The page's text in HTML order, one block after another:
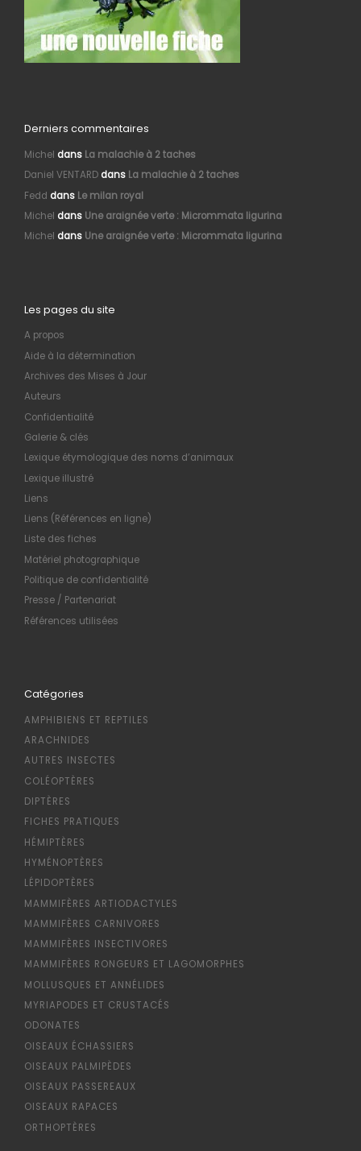
Derniers commentaires
Michel dans La malachie à 2 taches
Daniel VENTARDdans La malachie à 2 taches
Fedd dans Le milan royal
Michel dans Une araignée verte : Micrommata ligurina
Michel dans Une araignée verte : Micrommata ligurina
Les pages du site
A propos
Aide à la détermination
Archives des Mises à Jour
Auteurs
Confidentialité
Galerie & clés
Lexique étymologique des noms d’animaux
Lexique illustré
Liens
Liens (Références en ligne)
Liste des fiches
Matériel photographique
Politique de confidentialité
Presse / Partenariat
Références utilisées
Catégories
AMPHIBIENS ET REPTILES
ARACHNIDES
AUTRES INSECTES
COLÉOPTÈRES
DIPTÈRES
FICHES PRATIQUES
HÉMIPTÈRES
HYMÉNOPTÈRES
LÉPIDOPTÈRES
MAMMIFÈRES ARTIODACTYLES
MAMMIFÈRES CARNIVORES
MAMMIFÈRES INSECTIVORES
MAMMIFÈRES RONGEURS ET LAGOMORPHES
MOLLUSQUES ET ANNÉLIDES
MYRIAPODES ET CRUSTACÉS
ODONATES
OISEAUX ÉCHASSIERS
OISEAUX PALMIPÈDES
OISEAUX PASSEREAUX
OISEAUX RAPACES
ORTHOPTÈRES